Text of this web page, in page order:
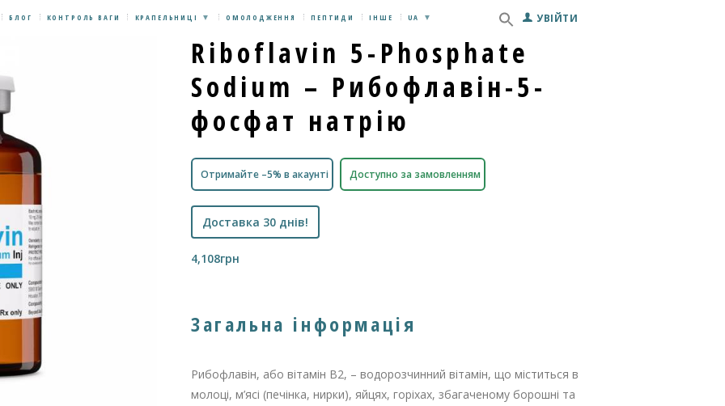
БЛОГ КОНТРОЛЬ ВАГИ КРАПЕЛЬНИЦІ ОМОЛОДЖЕННЯ ПЕПТИДИ ІНШЕ UA УВІЙТИ
Riboflavin 5-Phosphate
Sodium – Рибофлавін-5-
фосфат натрію
Отримайте –5% в акаунті Доступно за замовленням
Доставка 30 днів!
4,108грн
Загальна інформація
Рибофлавін, або вітамін B2, – водорозчинний вітамін, що міститься в
молоці, м’ясі (печінка, нирки), яйцях, горіхах, збагаченому борошні та